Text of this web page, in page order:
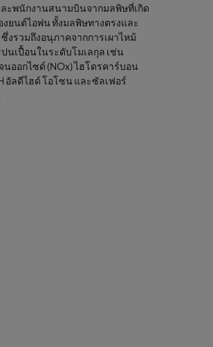
ะพนักงานสนามบินจากมลพิษที่เกิด
งยนต์ไอพ่น ทั้งมลพิษทางตรงและ
งรวมถึงอนุภาคจากการเผาไหม้
นเปื้อนในระดับโมเลกุล เช่น
นออกไซด์ (NOx) ไฮโดรคาร์บอน
อัลดีไฮด์ โอโซน และซัลเฟอร์